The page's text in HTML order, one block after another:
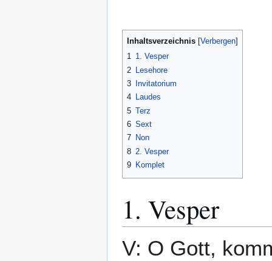
Inhaltsverzeichnis
1 1. Vesper
2
Lesehore
3
Invitatorium
4 Laudes
5 Terz
6 Sext
7 Non
8 2. Vesper
9 Komplet
1. Vesper
V: O Gott,